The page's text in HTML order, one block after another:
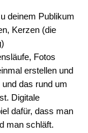
deinem Publikum
Kerzen (die
Fotos
erstellen und
das rund um
Digitale
dafür, dass man
man schläft.